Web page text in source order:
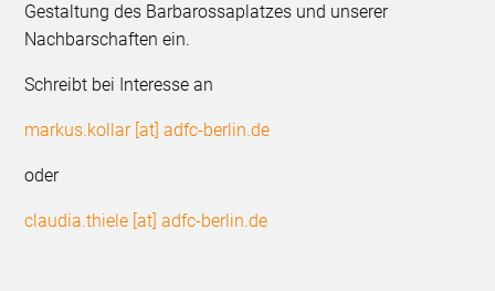
Gestaltung des Barbarossaplatzes und unserer
Nachbarschaften ein.
Schreibt bei Interesse an
markus.kollar [at] adfc-berlin.de
oder
claudia.thiele [at] adfc-berlin.de